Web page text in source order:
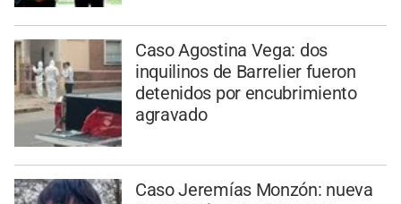
Caso Agostina Vega: dos
inquilinos de Barrelier fueron
detenidos por encubrimiento
agravado
Caso Jeremías Monzón: nueva